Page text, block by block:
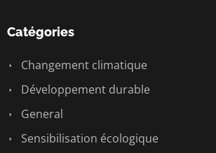
Catégories
Changement climatique
Développement durable
General
Sensibilisation écologique